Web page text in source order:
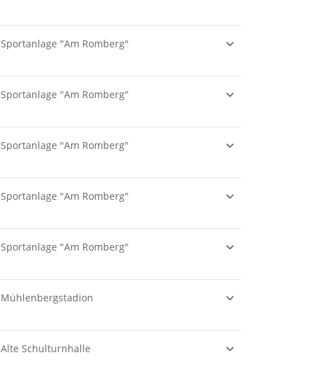
Sportanlage "Am Romberg"
Sportanlage "Am Romberg"
Sportanlage "Am Romberg"
Sportanlage "Am Romberg"
Sportanlage "Am Romberg"
Mühlenbergstadion
Alte Schulturnhalle